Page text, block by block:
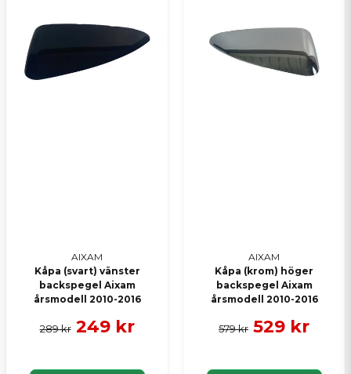
AIXAM
Kåpa (svart) vänster
backspegel Aixam
årsmodell 2010-2016
289 kr 249 kr
AIXAM
Kåpa (krom) höger
backspegel Aixam
årsmodell 2010-2016
579 kr 529 kr